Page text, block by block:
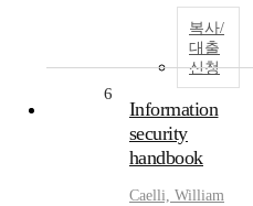
복사/
대출
신청
6
Information
security
handbook
Caelli, William